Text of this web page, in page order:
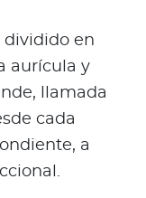
dividido en
aurícula y
llamada
cada
a